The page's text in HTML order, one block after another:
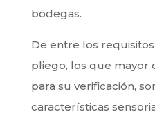
bodegas.
De entre los
pliego, los que mayor
para su verificación,
características